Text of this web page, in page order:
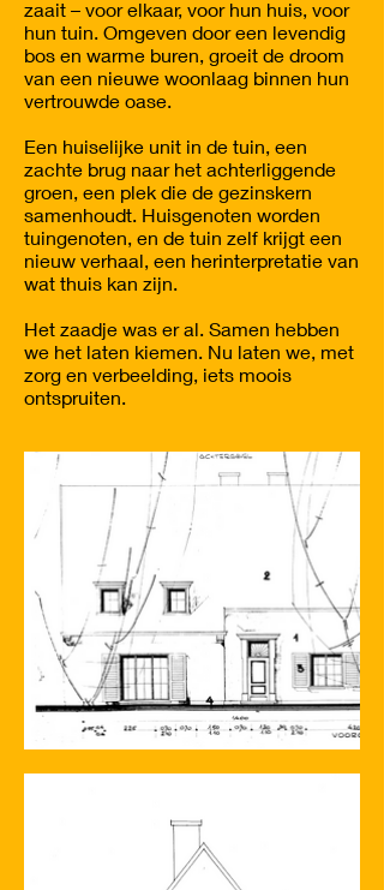
zaait – voor elkaar, voor hun huis, voor
hun tuin. Omgeven door een levendig
bos en warme buren, groeit de droom
van een nieuwe woonlaag binnen hun
vertrouwde oase.
Een huiselijke unit in de tuin, een
zachte brug naar het achterliggende
groen, een plek die de gezinskern
samenhoudt. Huisgenoten worden
tuingenoten, en de tuin zelf krijgt een
nieuw verhaal, een herinterpretatie van
wat thuis kan zijn.
Het zaadje was er al. Samen hebben
we het laten kiemen. Nu laten we, met
zorg en verbeelding, iets moois
ontspruiten.